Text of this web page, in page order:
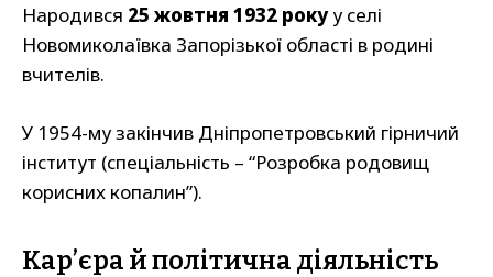
Народився 25 жовтня 1932 рокуу селі
Новомиколаївка Запорізької області в родині
вчителів.
У 1954-му закінчив Дніпропетровський гірничий
інститут (спеціальність – “Розробка родовищ
корисних копалин”).
Кар’єра й політична діяльність